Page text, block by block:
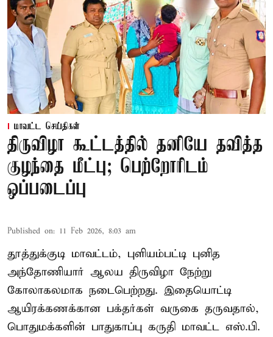
மாவட்ட செய்திகள்
திருவிழா கூட்டத்தில் தனியே தவித்த
குழந்தை மீட்பு; பெற்றோரிடம்
ஒப்படைப்பு
Published on: 11 Feb 2026, 8:03 am
தூத்துக்குடி மாவட்டம், புளியம்பட்டி புனித
அந்தோணியார் ஆலய திருவிழா நேற்று
கோலாகலமாக நடைபெற்றது. இதையொட்டி
ஆயிரக்கணக்கான பக்தர்கள் வருகை தருவதால்,
பொதுமக்களின் பாதுகாப்பு கருதி மாவட்ட எஸ்.பி.